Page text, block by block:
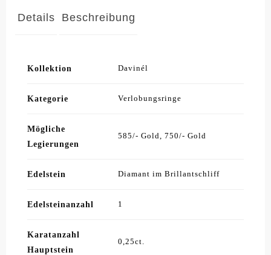
Details Beschreibung
Kollektion Davinél
Kategorie Verlobungsringe
Mögliche
Legierungen
585/- Gold, 750/- Gold
Edelstein Diamant im Brillantschliff
Edelsteinanzahl 1
Karatanzahl
Hauptstein
0,25ct.